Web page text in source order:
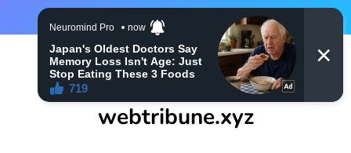
webtribune.xyz